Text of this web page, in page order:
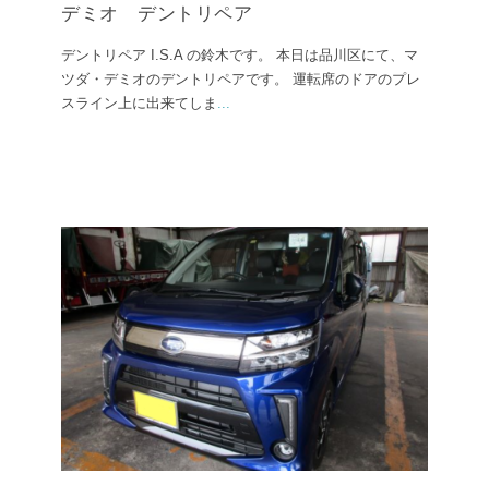
デミオ デントリペア
デントリペア I.S.A の鈴木です。 本日は品川区にて、マ
ツダ・デミオのデントリペアです。 運転席のドアのプレ
スライン上に出来てしま ...